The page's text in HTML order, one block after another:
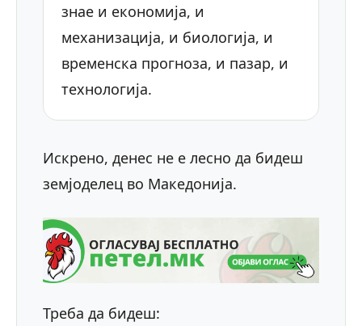
знае и економија, и
механизација, и биологија, и
временска прогноза, и пазар, и
технологија.
Искрено, денес не е лесно да бидеш
земјоделец во Македонија.
Треба да бидеш: